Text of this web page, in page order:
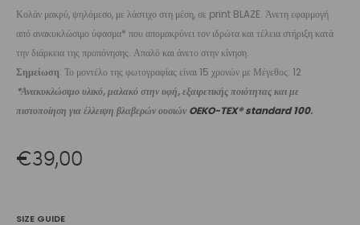
Κολάν μακρύ, ψηλόμεσο, με λάστιχο στη μέση, σε print BLAZE. Άνετη εφαρμογή
από ανακυκλώσιμο ύφασμα* που απομακρύνει τον ιδρώτα και τέλεια στήριξη κατά
την διάρκεια της προπόνησης. Απαλό και άνετο στην κίνηση.
Σημείωση: Το μοντέλο της φωτογραφίας είναι 15 χρονών με Μέγεθος: 12
*Ανακυκλώσιμο υλικό, μαλακό στην υφή, εξαιρετικής ποιότητας και με
πιστοποίηση για έλλειψη βλαβερών ουσιών OEKO-TEX® standard 100.
€39,00
SIZE GUIDE